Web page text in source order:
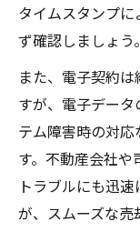
タイムスタンプ
ず確認しましょう。
また、電子契約
すが、電子デー
テム障害時の対
す。不動産会社
トラブルにも迅
が、スムーズな売